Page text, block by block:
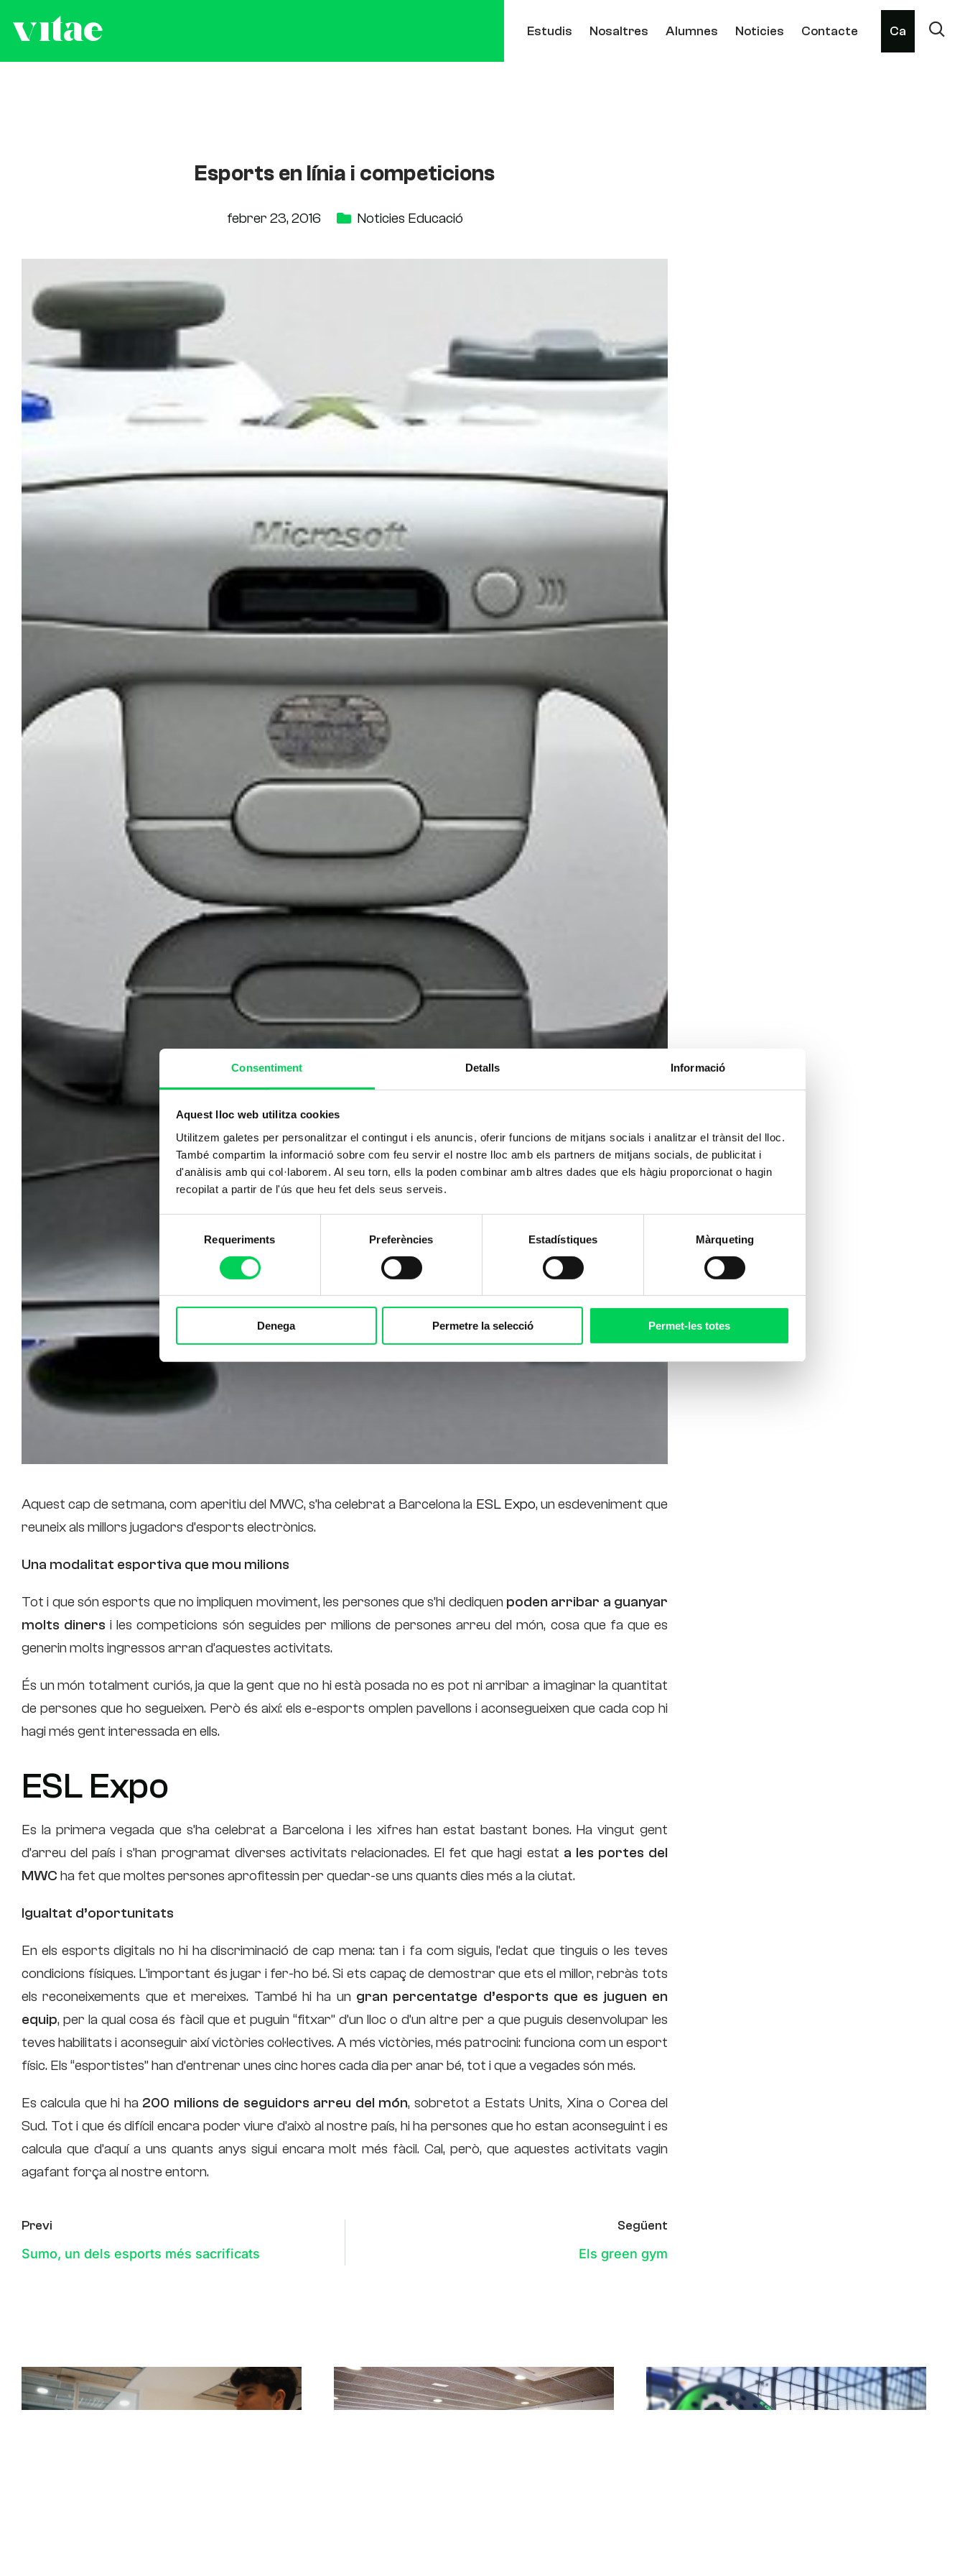
Consentiment Detalls Informació
Aquest lloc web utilitza cookies
Utilitzem galetes per personalitzar el contingut i els anuncis, oferir funcions de mitjans socials i analitzar el trànsit del lloc.
També compartim la informació sobre com feu servir el nostre lloc amb els partners de mitjans socials, de publicitat i
d'anàlisis amb qui col·laborem. Al seu torn, ells la poden combinar amb altres dades que els hàgiu proporcionat o hagin
recopilat a partir de l'ús que heu fet dels seus serveis.
consentiment
Requeriments Preferències Estadístiques Màrqueting
Denega Permetre la selecció Permet-les totes
Estudis Nosaltres Alumnes Noticies Contacte Ca
Esports en línia i competicions
febrer 23, 2016 Noticies Educació
Aquest cap de setmana, com aperitiu del MWC, s’ha celebrat a Barcelona la ESL Expo, un esdeveniment que
reuneix als millors jugadors d’esports electrònics.
Una modalitat esportiva que mou milions
Tot i que són esports que no impliquen moviment, les persones que s’hi dediquen poden arribar a guanyar
molts diners i les competicions són seguides per milions de persones arreu del món, cosa que fa que es
generin molts ingressos arran d’aquestes activitats.
És un món totalment curiós, ja que la gent que no hi està posada no es pot ni arribar a imaginar la quantitat
de persones que ho segueixen. Però és així: els e-esports omplen pavellons i aconsegueixen que cada cop hi
hagi més gent interessada en ells.
ESL Expo
Es la primera vegada que s’ha celebrat a Barcelona i les xifres han estat bastant bones. Ha vingut gent
d’arreu del país i s’han programat diverses activitats relacionades. El fet que hagi estat a les portes del
MWC ha fet que moltes persones aprofitessin per quedar-se uns quants dies més a la ciutat.
Igualtat d’oportunitats
En els esports digitals no hi ha discriminació de cap mena: tan i fa com siguis, l’edat que tinguis o les teves
condicions físiques. L’important és jugar i fer-ho bé. Si ets capaç de demostrar que ets el millor, rebràs tots
els reconeixements que et mereixes. També hi ha un gran percentatge d’esports que es juguen en
equip, per la qual cosa és fàcil que et puguin “fitxar” d’un lloc o d’un altre per a que puguis desenvolupar les
teves habilitats i aconseguir així victòries col·lectives. A més victòries, més patrocini: funciona com un esport
físic. Els “esportistes” han d’entrenar unes cinc hores cada dia per anar bé, tot i que a vegades són més.
Es calcula que hi ha 200 milions de seguidors arreu del món, sobretot a Estats Units, Xina o Corea del
Sud. Tot i que és difícil encara poder viure d’això al nostre país, hi ha persones que ho estan aconseguint i es
calcula que d’aquí a uns quants anys sigui encara molt més fàcil. Cal, però, que aquestes activitats vagin
agafant força al nostre entorn.
Previ
Sumo, un dels esports més sacrificats
Següent
Els green gym